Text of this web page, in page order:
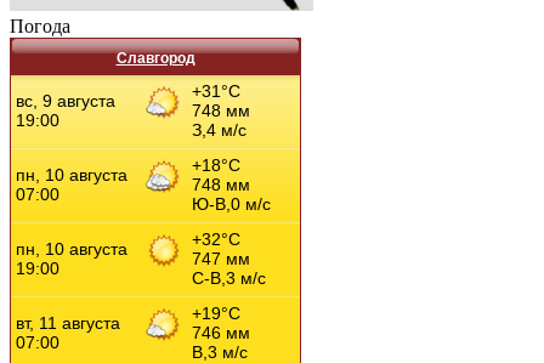
Погода
Славгород